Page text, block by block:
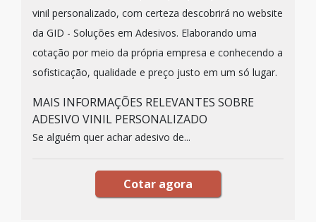
vinil personalizado, com certeza descobrirá no website
da GID - Soluções em Adesivos. Elaborando uma
cotação por meio da própria empresa e conhecendo a
sofisticação, qualidade e preço justo em um só lugar.
MAIS INFORMAÇÕES RELEVANTES SOBRE
ADESIVO VINIL PERSONALIZADO
Se alguém quer achar adesivo de...
Cotar agora